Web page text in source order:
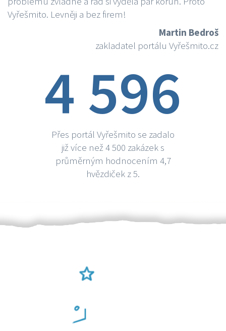
Vyřešmito. Levněji a bez firem!
Martin Bedroš
zakladatel portálu Vyřešmito.cz
4 596
Přes portál Vyřešmito se zadalo
již více než 4 500 zakázek s
průměrným hodnocením 4,7
hvězdiček z 5.